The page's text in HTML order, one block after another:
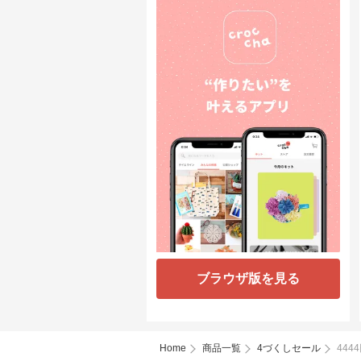
ブラウザ版を見る
Home 商品一覧 4づくしセール 4444